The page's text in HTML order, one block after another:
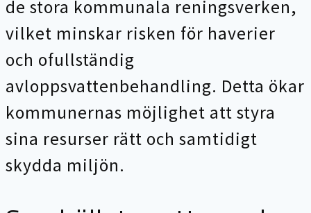
de stora kommunala reningsverken,
vilket minskar risken för haverier
och ofullständig
avloppsvattenbehandling. Detta ökar
kommunernas möjlighet att styra
sina resurser rätt och samtidigt
skydda miljön.